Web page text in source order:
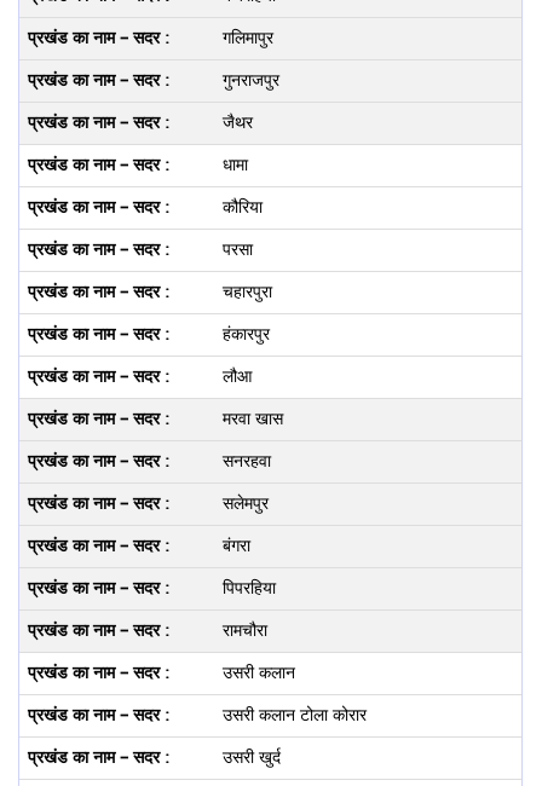
गलिमापुर
गुनराजपुर
जैथर
धामा
कौरिया
परसा
चहारपुरा
हंकारपुर
लौआ
मरवा खास
सनरहवा
सलेमपुर
बंगरा
पिपरहिया
रामचौरा
उसरी कलान
उसरी कलान टोला कोरार
उसरी खुर्द